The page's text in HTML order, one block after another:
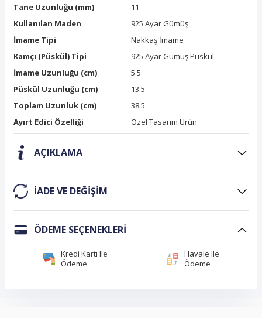
Tane Uzunluğu (mm)
11
Kullanılan Maden
925 Ayar Gümüş
İmame Tipi
Nakkaş İmame
Kamçı (Püskül) Tipi
925 Ayar Gümüş Püskül
İmame Uzunluğu (cm)
5.5
Püskül Uzunluğu (cm)
13.5
Toplam Uzunluk (cm)
38.5
Ayırt Edici Özelliği
Özel Tasarım Ürün
AÇIKLAMA
IADE VE DEĞIŞIM
ÖDEME SEÇENEKLERI
Kredi Kartı Ile
Ödeme
Havale Ile
Ödeme